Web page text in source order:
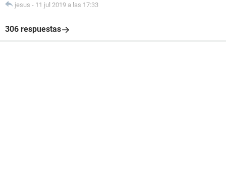
jesus - 11 jul 2019 a las 17:33
306 respuestas